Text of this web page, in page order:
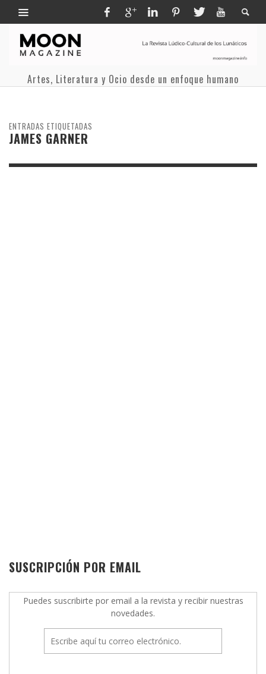
Artes, Literatura y Ocio desde un enfoque humano
ENTRADAS ETIQUETADAS
JAMES GARNER
SUSCRIPCIÓN POR EMAIL
Puedes suscribirte por email a la revista y recibir nuestras
novedades.